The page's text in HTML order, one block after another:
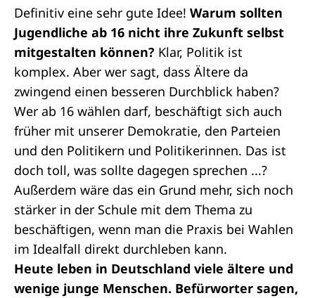
Definitiv eine sehr gute Idee! Warum sollten
Jugendliche ab 16 nicht ihre Zukunft selbst
mitgestalten können? Klar, Politik ist
komplex. Aber wer sagt, dass Ältere da
zwingend einen besseren Durchblick haben?
Wer ab 16 wählen darf, beschäftigt sich auch
früher mit unserer Demokratie, den Parteien
und den Politikern und Politikerinnen. Das ist
doch toll, was sollte dagegen sprechen ...?
Außerdem wäre das ein Grund mehr, sich noch
stärker in der Schule mit dem Thema zu
beschäftigen, wenn man die Praxis bei Wahlen
im Idealfall direkt durchleben kann.
Heute leben in Deutschland viele ältere und
wenige junge Menschen. Befürworter sagen,